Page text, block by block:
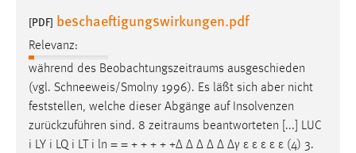
[PDF] beschaeftigungswirkungen.pdf
Relevanz:
während des Beobachtungszeitraums ausgeschieden
(vgl. Schneeweis/Smolny 1996). Es läßt sich aber nicht
feststellen, welche dieser Abgänge auf Insolvenzen
zurückzuführen sind. 8 zeitraums beantworteten [...] LUC
i LY i LQ i LT i ln = = + + + + +∆ ∆ ∆ ∆ ∆ ∆γ ε ε ε ε ε (4) 3.
_pk_ref, _pk_cvar, _pk_id, _pk_ses
Zugriffsstatistik
Cookie Laufzeit:
Max. 13 Monate